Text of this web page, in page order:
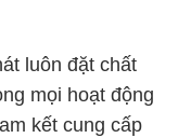
luôn đặt chất
mọi hoạt động
kết cung cấp